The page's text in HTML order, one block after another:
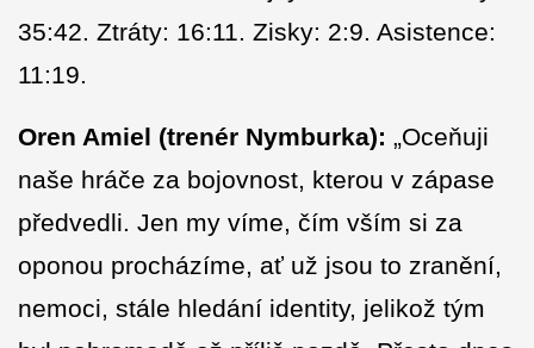
35:42. Ztráty: 16:11. Zisky: 2:9. Asistence:
11:19.
Oren Amiel (trenér Nymburka): „Oceňuji
naše hráče za bojovnost, kterou v zápase
předvedli. Jen my víme, čím vším si za
oponou procházíme, ať už jsou to zranění,
nemoci, stále hledání identity, jelikož tým